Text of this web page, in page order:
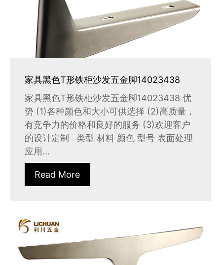
家具黑色T形铁柜沙发五金脚14023438
家具黑色T形铁柜沙发五金脚14023438 优
势 (1)各种颜色和大小可供选择 (2)高质量，
有竞争力的价格和良好的服务 (3)欢迎客户
的设计定制 类型 材料 颜色 型号 表面处理
应用...
Read More